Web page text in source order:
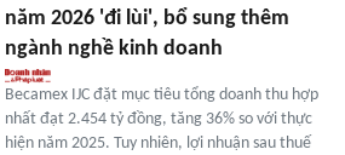
năm 2026 'đi lùi', bổ sung thêm
ngành nghề kinh doanh
Becamex IJC đặt mục tiêu tổng doanh thu hợp
nhất đạt 2.454 tỷ đồng, tăng 36% so với thực
hiện năm 2025. Tuy nhiên, lợi nhuận sau thuế